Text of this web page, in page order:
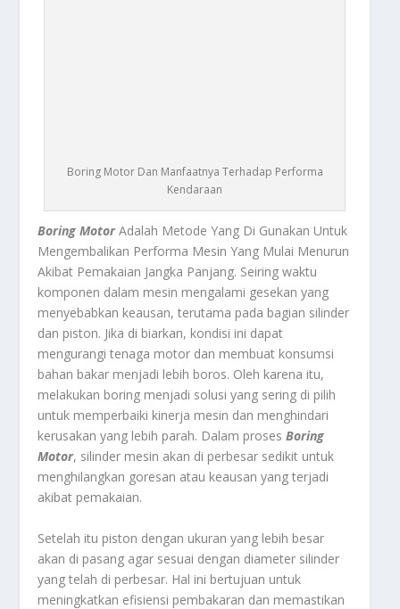
Boring Motor Dan Manfaatnya Terhadap Performa
Kendaraan
Boring MotorAdalah Metode Yang Di Gunakan Untuk
Mengembalikan Performa Mesin Yang Mulai Menurun
Akibat Pemakaian Jangka Panjang. Seiring waktu
komponen dalam mesin mengalami gesekan yang
menyebabkan keausan, terutama pada bagian silinder
dan piston. Jika di biarkan, kondisi ini dapat
mengurangi tenaga motor dan membuat konsumsi
bahan bakar menjadi lebih boros. Oleh karena itu,
melakukan boring menjadi solusi yang sering di pilih
untuk memperbaiki kinerja mesin dan menghindari
kerusakan yang lebih parah. Dalam prosesBoring
Motor, silinder mesin akan di perbesar sedikit untuk
menghilangkan goresan atau keausan yang terjadi
akibat pemakaian.
Setelah itu piston dengan ukuran yang lebih besar
akan di pasang agar sesuai dengan diameter silinder
yang telah di perbesar. Hal ini bertujuan untuk
meningkatkan efisiensi pembakaran dan memastikan